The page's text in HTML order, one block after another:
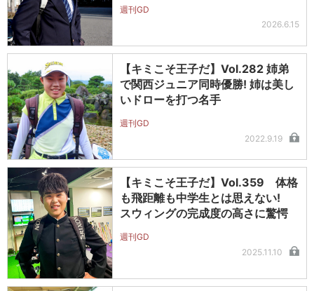
週刊GD
2026.6.15
【キミこそ王子だ】Vol.282 姉弟
で関西ジュニア同時優勝! 姉は美し
いドローを打つ名手
週刊GD
2022.9.19
【キミこそ王子だ】Vol.359 体格
も飛距離も中学生とは思えない!
スウィングの完成度の高さに驚愕
週刊GD
2025.11.10